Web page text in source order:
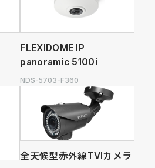
FLEXIDOME IP
panoramic 5100i
NDS-5703-F360
全天候型赤外線TVIカメラ